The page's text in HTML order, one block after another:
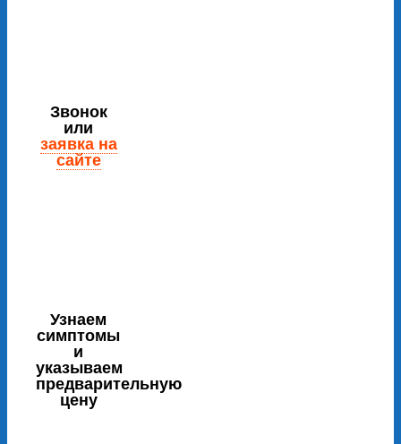
Звонок
или
заявка на
сайте
Узнаем
симптомы
и
указываем
предварительную
цену